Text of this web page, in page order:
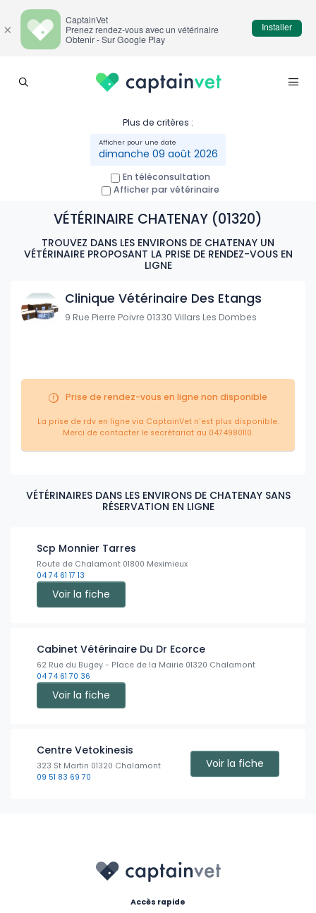
Plus de critères :
dimanche 09 août 2026
En téléconsultation
Afficher par vétérinaire
VÉTÉRINAIRE CHATENAY (01320)
TROUVEZ DANS LES ENVIRONS DE CHATENAY UN
VÉTÉRINAIRE PROPOSANT LA PRISE DE RENDEZ-VOUS EN
LIGNE
Clinique Vétérinaire Des Etangs
9 Rue Pierre Poivre 01330 Villars Les Dombes
Prise de rendez-vous en ligne non disponible
La prise de rdv en ligne via CaptainVet n'est plus disponible.
Merci de contacter le secrétariat au 0474980110.
VÉTÉRINAIRES DANS LES ENVIRONS DE CHATENAY SANS
RÉSERVATION EN LIGNE
Scp Monnier Tarres
Route de Chalamont 01800 Meximieux
04 74 61 17 13
Voir la fiche
Cabinet Vétérinaire Du Dr Ecorce
62 Rue du Bugey - Place de la Mairie 01320 Chalamont
04 74 61 70 36
Voir la fiche
Centre Vetokinesis
323 St Martin 01320 Chalamont
09 51 83 69 70
Voir la fiche
Accès rapide
×
CaptainVet
Prenez rendez-vous avec un vétérinaire
Obtenir - Sur Google Play
Installer